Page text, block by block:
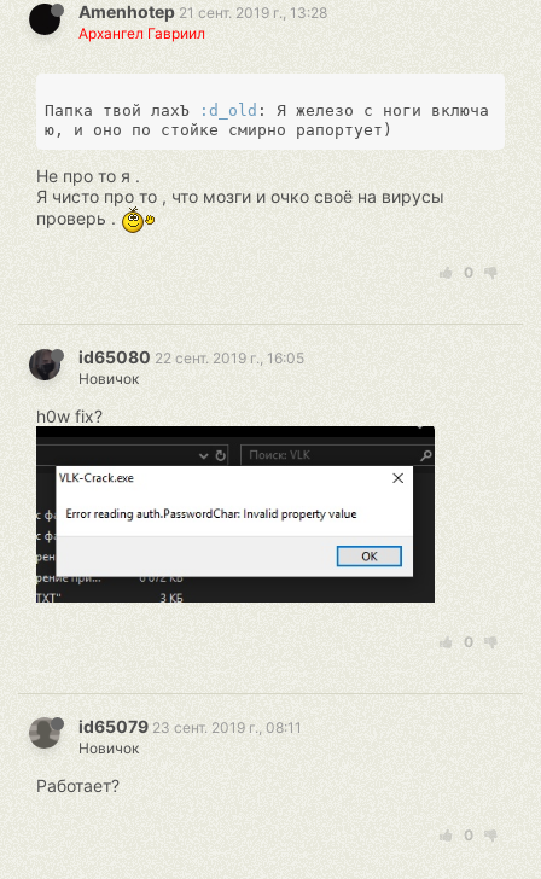
Amenhotep 21 сент. 2019 г., 13:28
Архангел Гавриил
Папка твой лахЪ :d_old : Я железо с ноги включа
Не про то я .
Я чисто про то , что мозги и очко своё на вирусы
проверь .
0
id65080 22 сент. 2019 г., 16:05
Новичок
h0w fix?
0
id65079 23 сент. 2019 г., 08:11
Новичок
Работает?
0